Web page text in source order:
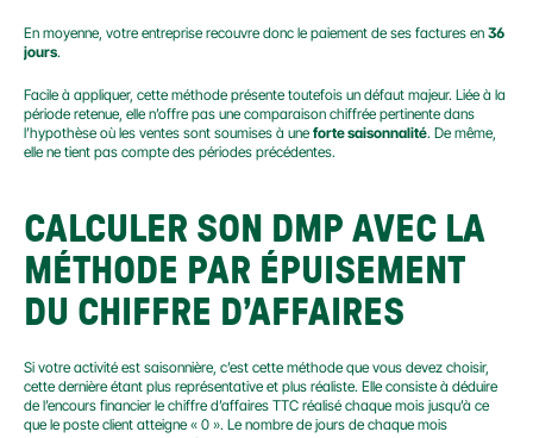
En moyenne, votre entreprise recouvre donc le paiement de ses factures en 36
jours.
Facile à appliquer, cette méthode présente toutefois un défaut majeur. Liée à la
période retenue, elle n’offre pas une comparaison chiffrée pertinente dans
l’hypothèse où les ventes sont soumises à une forte saisonnalité. De même,
elle ne tient pas compte des périodes précédentes.
CALCULER SON DMP AVEC LA
MÉTHODE PAR ÉPUISEMENT
DU CHIFFRE D’AFFAIRES
Si votre activité est saisonnière, c’est cette méthode que vous devez choisir,
cette dernière étant plus représentative et plus réaliste. Elle consiste à déduire
de l’encours financier le chiffre d’affaires TTC réalisé chaque mois jusqu’à ce
que le poste client atteigne « 0 ». Le nombre de jours de chaque mois